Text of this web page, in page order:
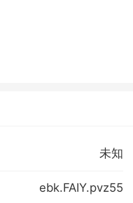
未知
ebk.FAIY.pvz55